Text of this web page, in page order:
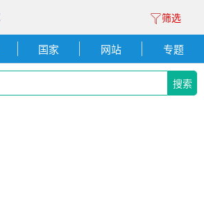
筛选
国家 网站 专题
搜索